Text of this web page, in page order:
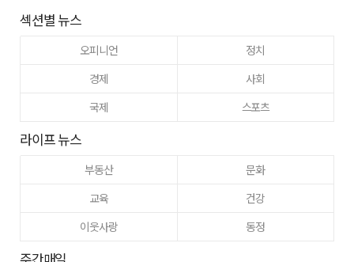
섹션별 뉴스
오피니언
정치
경제
사회
국제
스포츠
라이프 뉴스
부동산
문화
교육
건강
이웃사랑
동정